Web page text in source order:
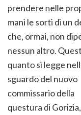
prendere nelle
mani le sorti di un
che, ormai, non
nessun altro.
quanto si legge
sguardo del nuovo
commissario della
questura di